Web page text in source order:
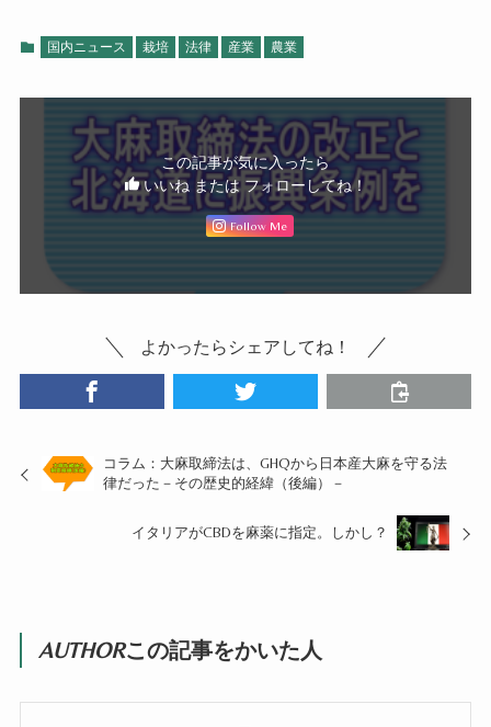
国内ニュース 栽培 法律 産業 農業
この記事が気に入ったら
いいね または フォローしてね！
Follow Me
よかったらシェアしてね！
コラム：大麻取締法は、GHQから日本産大麻を守る法
律だった－その歴史的経緯（後編）－
イタリアがCBDを麻薬に指定。しかし？
AUTHORこの記事をかいた人